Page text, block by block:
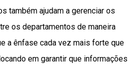
também ajudam a gerenciar os
os departamentos de maneira
a ênfase cada vez mais forte que
em garantir que informações